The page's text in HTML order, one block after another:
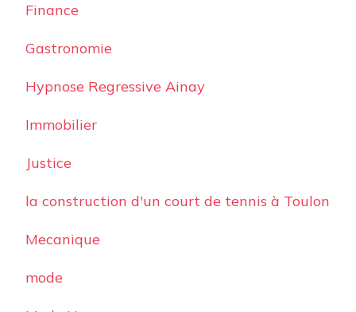
Finance
Gastronomie
Hypnose Regressive Ainay
Immobilier
Justice
la construction d'un court de tennis à Toulon
Mecanique
mode